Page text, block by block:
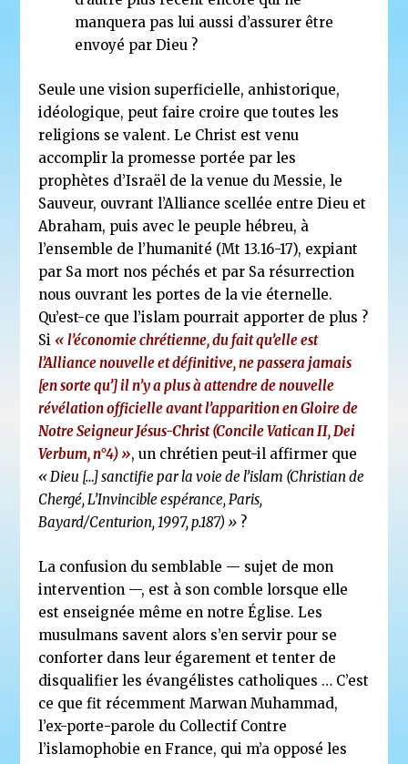
manquera pas lui aussi d’assurer être
envoyé par Dieu ?
Seule une vision superficielle, anhistorique,
idéologique, peut faire croire que toutes les
religions se valent. Le Christ est venu
accomplir la promesse portée par les
prophètes d’Israël de la venue du Messie, le
Sauveur, ouvrant l’Alliance scellée entre Dieu et
Abraham, puis avec le peuple hébreu, à
l’ensemble de l’humanité (Mt 13.16-17), expiant
par Sa mort nos péchés et par Sa résurrection
nous ouvrant les portes de la vie éternelle.
Qu’est-ce que l’islam pourrait apporter de plus ?
Si « l’économie chrétienne, du fait qu’elle est
l’Alliance nouvelle et définitive, ne passera jamais
[en sorte qu’] il n’y a plus à attendre de nouvelle
révélation officielle avant l’apparition en Gloire de
Notre Seigneur Jésus-Christ (Concile Vatican II, Dei
Verbum, n°4) », un chrétien peut-il affirmer que
« Dieu […] sanctifie par la voie de l’islam (Christian de
Chergé, L’Invincible espérance, Paris,
Bayard/Centurion, 1997, p.187) » ?
La confusion du semblable — sujet de mon
intervention —, est à son comble lorsque elle
est enseignée même en notre Église. Les
musulmans savent alors s’en servir pour se
conforter dans leur égarement et tenter de
disqualifier les évangélistes catholiques … C’est
ce que fit récemment Marwan Muhammad,
l’ex-porte-parole du Collectif Contre
l’islamophobie en France, qui m’a opposé les